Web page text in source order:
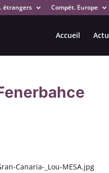
étrangers Compét. Europe
Accueil Actu